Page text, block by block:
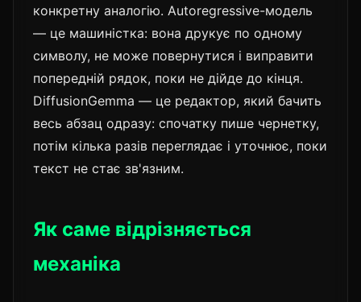
конкретну аналогію. Autoregressive-модель
— це машиністка: вона друкує по одному
символу, не може повернутися і виправити
попередній рядок, поки не дійде до кінця.
DiffusionGemma — це редактор, який бачить
весь абзац одразу: спочатку пише чернетку,
потім кілька разів переглядає і уточнює, поки
текст не стає зв'язним.
Як саме відрізняється
механіка